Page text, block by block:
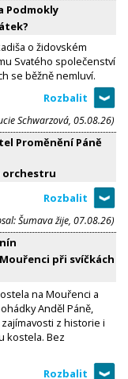
Podmokly
o židovském
Svatého společenství
se běžně nemluví.
Schwarzová, 05.08.26)
Proměnění Páně
orchestru
Šumava žije, 07.08.26)
při svíčkách
na Mouřenci a
Anděl Páně,
z historie i
kostela. Bez